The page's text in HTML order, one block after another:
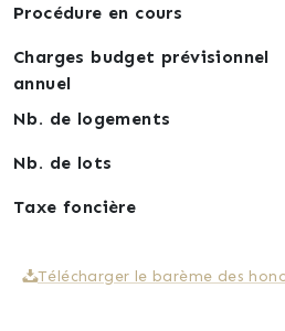
Procédure en cours
Charges budget prévisionnel
annuel
Nb. de logements
Nb. de lots
Taxe foncière
Télécharger le barème des